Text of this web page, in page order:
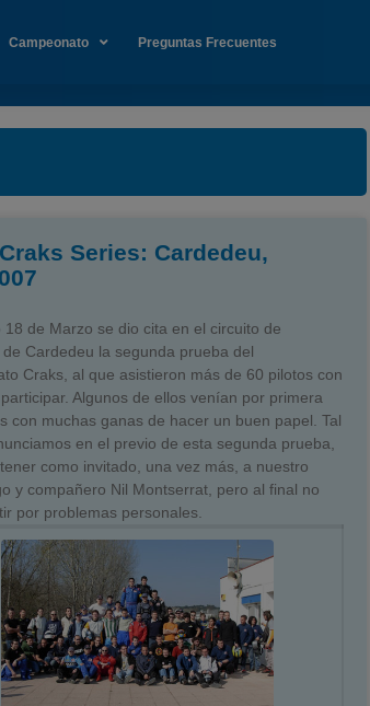
Campeonato Preguntas Frecuentes
Series: Cardedeu,
18 de Marzo se dio cita en el circuito de
de Cardedeu la segunda prueba del
Craks, al que asistieron más de 60 pilotos con
Algunos de ellos venían por primera
con muchas ganas de hacer un buen papel. Tal
en el previo de esta segunda prueba,
como invitado, una vez más, a nuestro
y compañero Nil Montserrat, pero al final no
por problemas personales.